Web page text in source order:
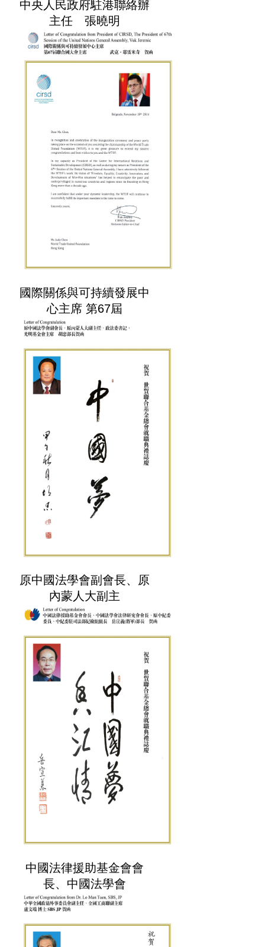
中央人民政府駐港聯絡辦
主任 張曉明
國際關係與可持續發展中
心主席 第67屆
原中國法學會副會長、原
內蒙人大副主
中國法律援助基金會會
長、中國法學會